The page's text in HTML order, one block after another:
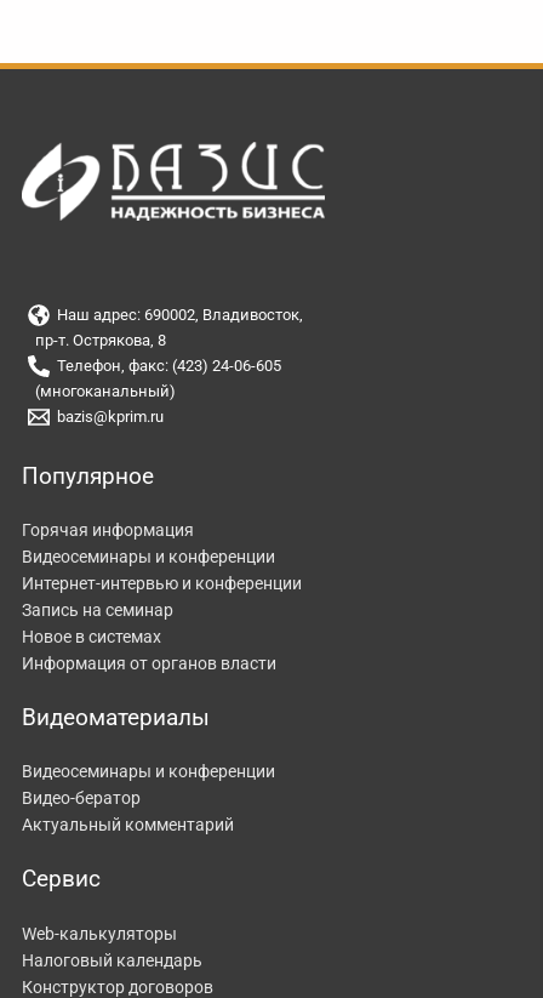
Наш адрес: 690002, Владивосток,
пр-т. Острякова, 8
Телефон, факс: (423) 24-06-605
(многоканальный)
bazis@kprim.ru
Популярное
Горячая информация
Видеосеминары и конференции
Интернет-интервью и конференции
Запись на семинар
Новое в системах
Информация от органов власти
Видеоматериалы
Видеосеминары и конференции
Видео-бератор
Актуальный комментарий
Сервис
Web-калькуляторы
Налоговый календарь
Конструктор договоров